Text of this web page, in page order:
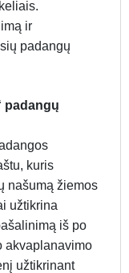
ir
padangų
padangų
kuris
našumą žiemos
užtikrina
iš po
akvaplanavimo
užtikrinant